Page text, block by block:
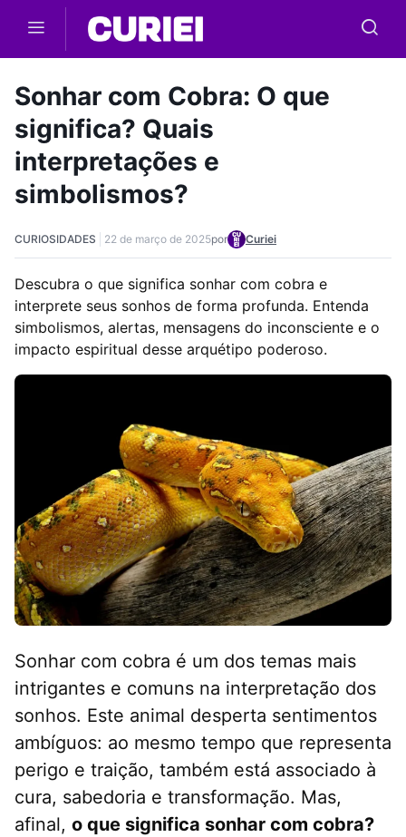
Skip to main content
Sonhar com Cobra: O que
significa? Quais
interpretações e
simbolismos?
CURIOSIDADES 22 de março de 2025por Curiei
Descubra o que significa sonhar com cobra e
interprete seus sonhos de forma profunda. Entenda
simbolismos, alertas, mensagens do inconsciente e o
impacto espiritual desse arquétipo poderoso.
Sonhar com cobra é um dos temas mais
intrigantes e comuns na interpretação dos
sonhos. Este animal desperta sentimentos
ambíguos: ao mesmo tempo que representa
perigo e traição, também está associado à
cura, sabedoria e transformação. Mas,
afinal, o que significa sonhar com cobra?